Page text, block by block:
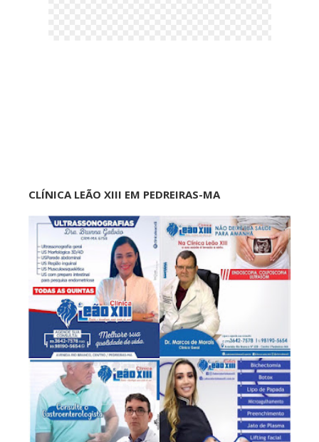
CLÍNICA LEÃO XIII EM PEDREIRAS-MA